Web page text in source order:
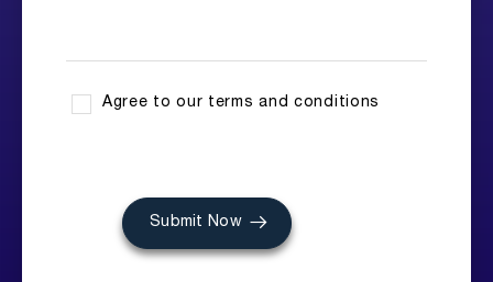
Agree to our terms and conditions
Submit Now